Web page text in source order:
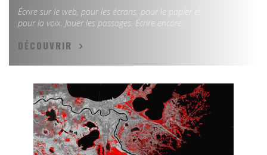
Écrire sur le web, pour les écrans, pour le papier et
pour la voix. Jouer les passages. Écrire encore.
DÉCOUVRIR